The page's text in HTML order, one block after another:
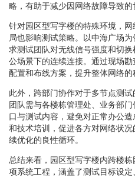
略，有助于减少因网络故障导致的
针对园区型写字楼的特殊环境，
局也影响测试策略。以中海广场
求测试团队对无线信号强度和切
公场景下的连续连接。通过现场
配置和布线方案，提升整体网络的
此外，跨部门协作对于多节点测
团队需与各楼栋管理处、业务部
口与测试内容，避免对正常办公
和技术培训，促进各方对网络状
续优化的良性循环。
总结来看，园区型写字楼内跨楼
项系统工程，涵盖了测试目标设